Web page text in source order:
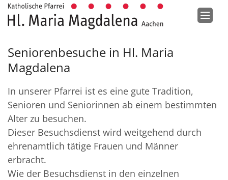
Zum Inhalt springen
Seniorenbesuche in Hl. Maria
Magdalena
In unserer Pfarrei ist es eine gute Tradition,
Senioren und Seniorinnen ab einem bestimmten
Alter zu besuchen.
Dieser Besuchsdienst wird weitgehend durch
ehrenamtlich tätige Frauen und Männer
erbracht.
Wie der Besuchsdienst in den einzelnen